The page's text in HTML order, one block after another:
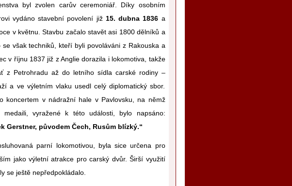
byl zvolen carův ceremoniář. Díky osobním
vydáno stavební povolení již 15. dubna 1836 a
v květnu. Stavbu začalo stavět asi 1800 dělníků a
však techniků, kteří byli povoláváni z Rakouska a
v říjnu 1837 již z Anglie dorazila i lokomotiva, takže
z Petrohradu až do letního sídla carské rodiny –
a ve výletním vlaku usedl celý diplomatický sbor.
koncertem v nádražní hale v Pavlovsku, na němž
vyražené k této události, bylo napsáno:
Gerstner, původem Čech, Rusům blízký.“
parní lokomotivou, byla sice určena pro
jako výletní atrakce pro carský dvůr. Širší využití
se ještě nepředpokládalo.